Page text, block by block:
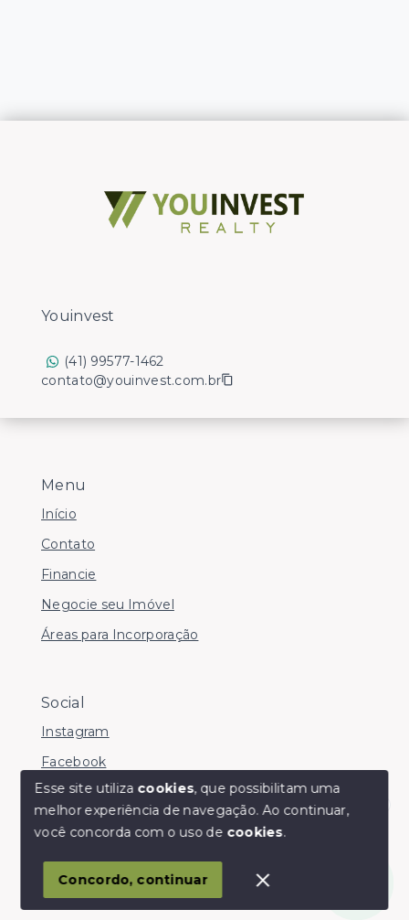
Olá! somos da Linkmob, como podemos ajudar?
Menu
Início
Contato
Financie
Negocie seu Imóvel
Áreas para Incorporação
Social
Instagram
Facebook
© Copyright 2026 - Youinvest - Todos os direitos
SITE PARA IMOBILIARIA
Youinvest
(41) 99577-1462
contato@youinvest.com.br
Esse site utiliza cookies, que possibilitam uma
melhor experiência de navegação.Ao continuar,
você concorda com o uso de cookies.
Concordo, continuar